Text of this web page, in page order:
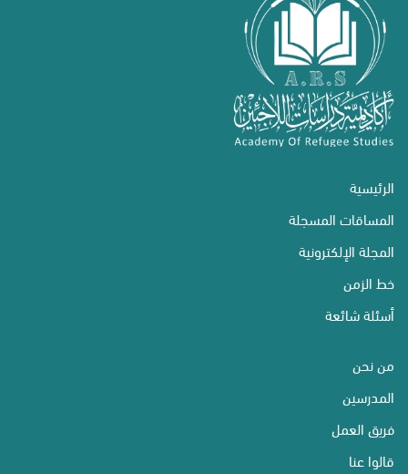
الرئيسية
المساقات المسجلة
المجلة الإلكترونية
خط الزمن
أسئلة شائعة
من نحن
المدرسين
فريق العمل
قالوا عنا